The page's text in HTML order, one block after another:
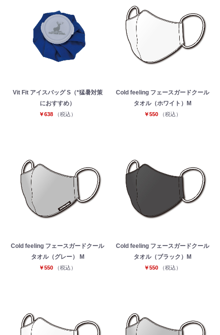
Vit Fit アイスバッグ S（*猛暑対策
におすすめ）
￥638 （税込）
Cold feeling フェースガードクール
タオル（ホワイト）M
￥550 （税込）
Cold feeling フェースガードクール
タオル（グレー） M
￥550 （税込）
Cold feeling フェースガードクール
タオル（ブラック）M
￥550 （税込）
お買い物を続ける